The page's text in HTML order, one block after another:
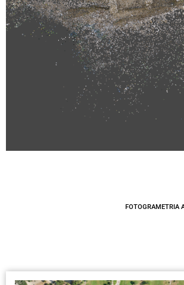
Digitalització 3D d'una pota
FOTOGRAMETRIA